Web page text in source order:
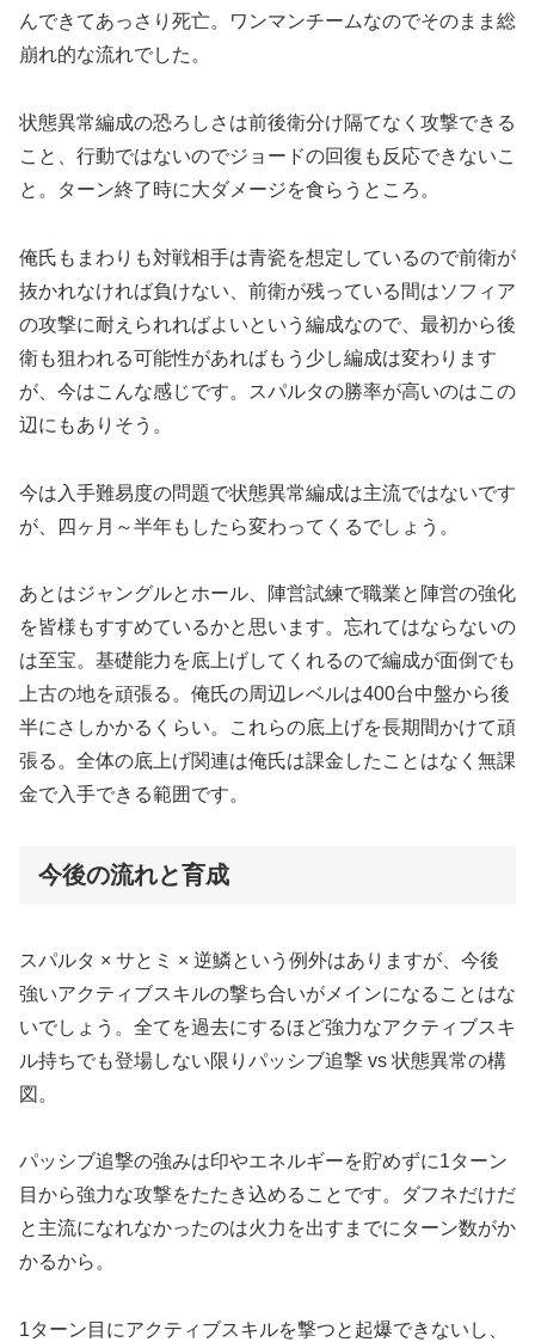
んできてあっさり死亡。ワンマンチームなのでそのまま総
崩れ的な流れでした。
状態異常編成の恐ろしさは前後衛分け隔てなく攻撃できる
こと、行動ではないのでジョードの回復も反応できないこ
と。ターン終了時に大ダメージを食らうところ。
俺氏もまわりも対戦相手は青瓷を想定しているので前衛が
抜かれなければ負けない、前衛が残っている間はソフィア
の攻撃に耐えられればよいという編成なので、最初から後
衛も狙われる可能性があればもう少し編成は変わります
が、今はこんな感じです。スパルタの勝率が高いのはこの
辺にもありそう。
今は入手難易度の問題で状態異常編成は主流ではないです
が、四ヶ月～半年もしたら変わってくるでしょう。
あとはジャングルとホール、陣営試練で職業と陣営の強化
を皆様もすすめているかと思います。忘れてはならないの
は至宝。基礎能力を底上げしてくれるので編成が面倒でも
上古の地を頑張る。俺氏の周辺レベルは400台中盤から後
半にさしかかるくらい。これらの底上げを長期間かけて頑
張る。全体の底上げ関連は俺氏は課金したことはなく無課
金で入手できる範囲です。
今後の流れと育成
スパルタ × サとミ × 逆鱗という例外はありますが、今後
強いアクティブスキルの撃ち合いがメインになることはな
いでしょう。全てを過去にするほど強力なアクティブスキ
ル持ちでも登場しない限りパッシブ追撃 vs 状態異常の構
図。
パッシブ追撃の強みは印やエネルギーを貯めずに1ターン
目から強力な攻撃をたたき込めることです。ダフネだけだ
と主流になれなかったのは火力を出すまでにターン数がか
かるから。
1ターン目にアクティブスキルを撃つと起爆できないし、